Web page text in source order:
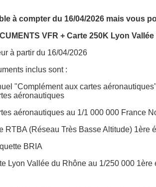
à compter du 16/04/2026 mais vous
VFR + Carte 250K Lyon
à partir du 16/04/2026
inclus sont :
"Complément aux cartes
aéronautiques
aéronautiques au 1/1 000 000 France
RTBA (Réseau Très Basse Altitude) 1ère
BRIA
Lyon Vallée du Rhône au 1/250 000 1ère